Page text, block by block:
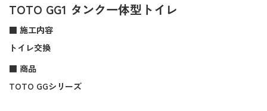
TOTO GG1 タンク一体型トイレ
■ 施工内容
トイレ交換
■ 商品
TOTO GGシリーズ